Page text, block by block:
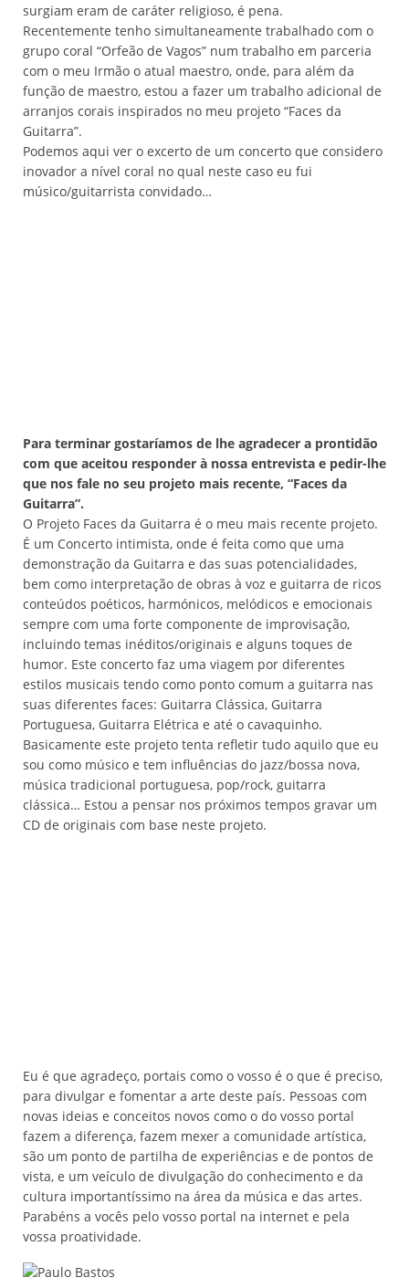
surgiam eram de caráter religioso, é pena.
Recentemente tenho simultaneamente trabalhado com o
grupo coral “Orfeão de Vagos” num trabalho em parceria
com o meu Irmão o atual maestro, onde, para além da
função de maestro, estou a fazer um trabalho adicional de
arranjos corais inspirados no meu projeto “Faces da
Guitarra”.
Podemos aqui ver o excerto de um concerto que considero
inovador a nível coral no qual neste caso eu fui
músico/guitarrista convidado…
Para terminar gostaríamos de lhe agradecer a prontidão
com que aceitou responder à nossa entrevista e pedir-lhe
que nos fale no seu projeto mais recente, “Faces da
Guitarra”.
O Projeto Faces da Guitarra é o meu mais recente projeto.
É um Concerto intimista, onde é feita como que uma
demonstração da Guitarra e das suas potencialidades,
bem como interpretação de obras à voz e guitarra de ricos
conteúdos poéticos, harmónicos, melódicos e emocionais
sempre com uma forte componente de improvisação,
incluindo temas inéditos/originais e alguns toques de
humor. Este concerto faz uma viagem por diferentes
estilos musicais tendo como ponto comum a guitarra nas
suas diferentes faces: Guitarra Clássica, Guitarra
Portuguesa, Guitarra Elétrica e até o cavaquinho.
Basicamente este projeto tenta refletir tudo aquilo que eu
sou como músico e tem influências do jazz/bossa nova,
música tradicional portuguesa, pop/rock, guitarra
clássica… Estou a pensar nos próximos tempos gravar um
CD de originais com base neste projeto.
Eu é que agradeço, portais como o vosso é o que é preciso,
para divulgar e fomentar a arte deste país. Pessoas com
novas ideias e conceitos novos como o do vosso portal
fazem a diferença, fazem mexer a comunidade artística,
são um ponto de partilha de experiências e de pontos de
vista, e um veículo de divulgação do conhecimento e da
cultura importantíssimo na área da música e das artes.
Parabéns a vocês pelo vosso portal na internet e pela
vossa proatividade.